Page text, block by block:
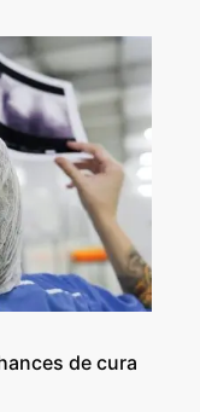
de cura